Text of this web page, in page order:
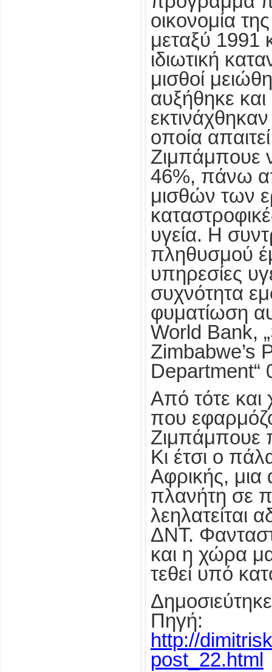
οικονομία
μεταξύ 1991
ιδιωτική
μισθοί
αυξήθηκε
οποία
Ζιμπάμπουε
46%, πάνω
μισθών των
υγεία. Η
πληθυσμού
υπηρεσίες
συχνότητα
φυματίωση
World Bank,
Zimbabwe’s
Department“
Από τότε και
που
Ζιμπάμπουε
Κι έτσι ο
Αφρικής, μια
πλανήτη σε
λεηλατείται
ΔΝΤ.
και η χώρα
τεθεί υπό
Πηγή:
http://
post_22.html